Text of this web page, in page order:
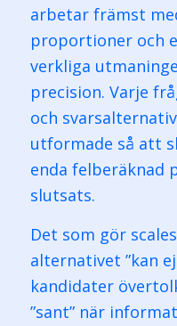
arbetar främst
proportioner och
verkliga
precision. Varje
och
utformade så att
enda felberäknad
slutsats.
Det som gör
alternativet ”kan
kandidater
”sant” när